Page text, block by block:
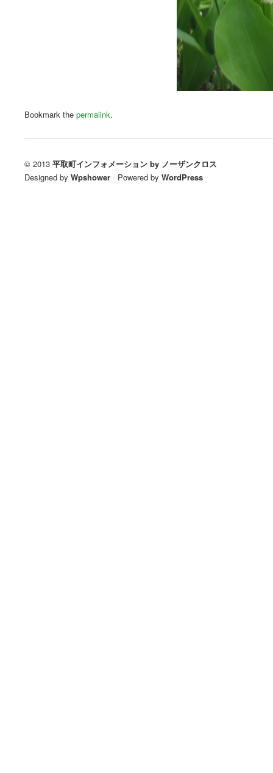
Bookmark the permalink.
© 2013 平取町インフォメーション by ノーザンクロス
Designed by Wpshower / Powered by WordPress